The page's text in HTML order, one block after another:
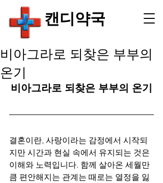
​캔디약국
비아그라로 되찾은 부부의
온기
비아그라로 되찾은 부부의 온기
결혼이란, 사랑이라는 감정에서 시작되
지만 시간과 현실 속에서 유지되는 것은
이해와 노력입니다. 함께 살아온 세월만
큼 편안해지는 관계는 때로는 열정을 잃